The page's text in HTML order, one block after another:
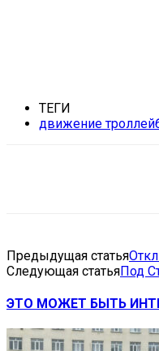
ТЕГИ
движение
Предыдущая статья
Следующая статьяПод
ЭТО МОЖЕТ БЫТЬ